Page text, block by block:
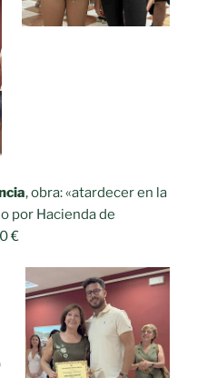
, obra: «atardecer en la
por Hacienda de
€